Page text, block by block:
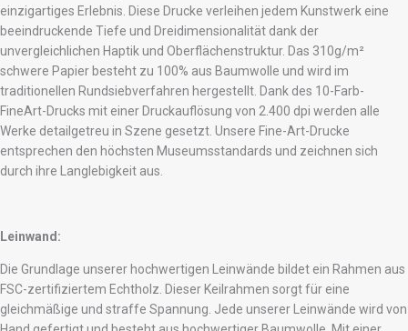
einzigartiges Erlebnis. Diese Drucke verleihen jedem Kunstwerk eine
beeindruckende Tiefe und Dreidimensionalität dank der
unvergleichlichen Haptik und Oberflächenstruktur. Das 310g/m²
schwere Papier besteht zu 100% aus Baumwolle und wird im
traditionellen Rundsiebverfahren hergestellt. Dank des 10-Farb-
FineArt-Drucks mit einer Druckauflösung von 2.400 dpi werden alle
Werke detailgetreu in Szene gesetzt. Unsere Fine-Art-Drucke
entsprechen den höchsten Museumsstandards und zeichnen sich
durch ihre Langlebigkeit aus.
Leinwand:
Die Grundlage unserer hochwertigen Leinwände bildet ein Rahmen aus
FSC-zertifiziertem Echtholz. Dieser Keilrahmen sorgt für eine
gleichmäßige und straffe Spannung. Jede unserer Leinwände wird von